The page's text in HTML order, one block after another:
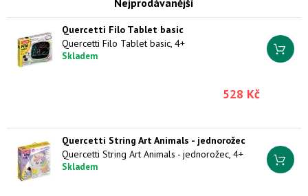
Nejprodávanější
Quercetti Filo Tablet basic
Quercetti Filo Tablet basic, 4+
Skladem
528 Kč
Quercetti String Art Animals - jednorožec
Quercetti String Art Animals - jednorožec, 4+
Skladem